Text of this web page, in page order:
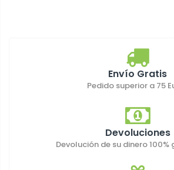
Envío Gratis
Pedido superior a 75
Devoluciones
Devolución de su dinero